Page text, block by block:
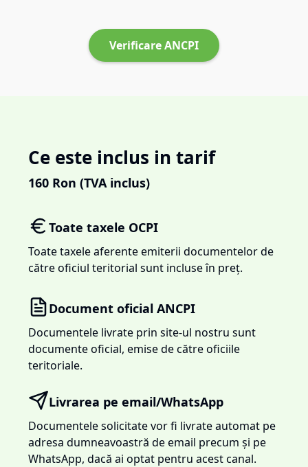
Verificare ANCPI
Ce este inclus in tarif
160 Ron (TVA inclus)
Toate taxele OCPI
Toate taxele aferente emiterii documentelor de
către oficiul teritorial sunt incluse în preț.
Document oficial ANCPI
Documentele livrate prin site-ul nostru sunt
documente oficial, emise de către oficiile
teritoriale.
Livrarea pe email/WhatsApp
Documentele solicitate vor fi livrate automat pe
adresa dumneavoastră de email precum și pe
WhatsApp, dacă ai optat pentru acest canal.